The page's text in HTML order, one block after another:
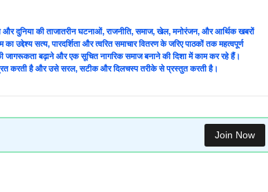
और दुनिया की ताजातरीन घटनाओं, राजनीति, समाज, खेल, मनोरंजन, और आर्थिक खबरों
उद्देश्य सत्य, पारदर्शिता और त्वरित समाचार वितरण के जरिए पाठकों तक महत्वपूर्ण
बढ़ाने और एक सूचित नागरिक समाज बनाने की दिशा में काम कर रहे हैं।
करती है और उसे सरल, सटीक और दिलचस्प तरीके से प्रस्तुत करती है।
Join Now